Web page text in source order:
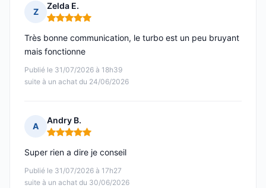
Z
Zelda E.
Note : 5 sur 5
Publié le 31/07/2026 à 18h39
suite à un achat du 24/06/2026
Très bonne communication, le turbo est un peu bruyant
mais fonctionne
A
Andry B.
Note : 5 sur 5
Publié le 31/07/2026 à 17h27
suite à un achat du 30/06/2026
Super rien a dire je conseil